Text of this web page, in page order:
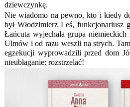
dziewczynkę.
Nie wiadomo na pewno, kto i kiedy
był Włodzimierz Leś,
Łańcuta wyjechała grupa
Ulmów i od razu weszli na strych.
egzekucji wyprowadzili przed dom
nieubłaganie: rozstrzelać!